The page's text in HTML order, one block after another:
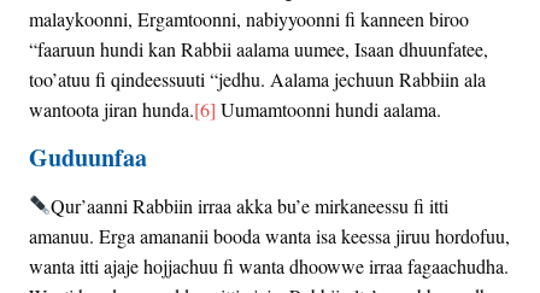
malaykoonni, Ergamtoonni, nabiyyoonni fi kanneen biroo
“faaruun hundi kan Rabbii aalama uumee, Isaan dhuunfatee,
too’atuu fi qindeessuuti “jedhu. Aalama jechuun Rabbiin ala
wantoota jiran hunda.[6] Uumamtoonni hundi aalama.
Guduunfaa
Qur’aanni Rabbiin irraa akka bu’e mirkaneessu fi itti
amanuu. Erga amananii booda wanta isa keessa jiruu hordofuu,
wanta itti ajaje hojjachuu fi wanta dhoowwe irraa fagaachudha.